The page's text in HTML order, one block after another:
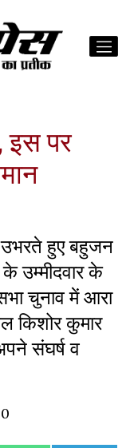
इस पर
उभरते हुए बहुजन
उम्मीदवार के
चुनाव में आरा
किशोर कुमार
संघर्ष व